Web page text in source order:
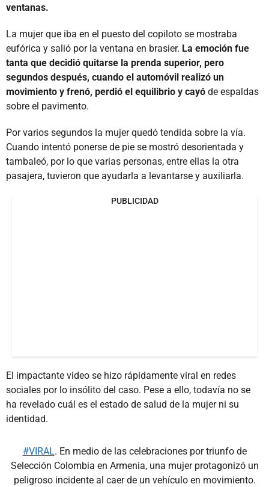
ventanas.
La mujer que iba en el puesto del copiloto se mostraba
eufórica y salió por la ventana en brasier. La emoción fue
tanta que decidió quitarse la prenda superior, pero
segundos después, cuando el automóvil realizó un
movimiento y frenó, perdió el equilibrio y cayó de espaldas
sobre el pavimento.
Por varios segundos la mujer quedó tendida sobre la vía.
Cuando intentó ponerse de pie se mostró desorientada y
tambaleó, por lo que varias personas, entre ellas la otra
pasajera, tuvieron que ayudarla a levantarse y auxiliarla.
PUBLICIDAD
El impactante video se hizo rápidamente viral en redes
sociales por lo insólito del caso. Pese a ello, todavía no se
ha revelado cuál es el estado de salud de la mujer ni su
identidad.
#VIRAL. En medio de las celebraciones por triunfo de
Selección Colombia en Armenia, una mujer protagonizó un
peligroso incidente al caer de un vehículo en movimiento.